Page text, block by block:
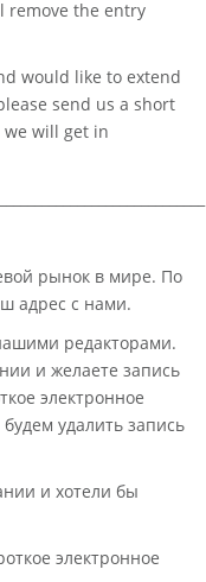
remove the entry
would like to extend
send us a short
we will get in
рынок в мире. По
адрес с нами.
редакторами.
и желаете запись
электронное
удалить запись
и хотели бы
электронное